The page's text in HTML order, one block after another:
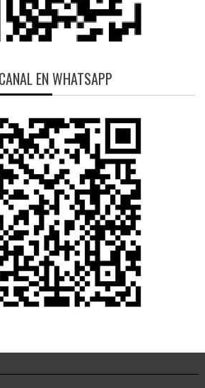
EN WHATSAPP